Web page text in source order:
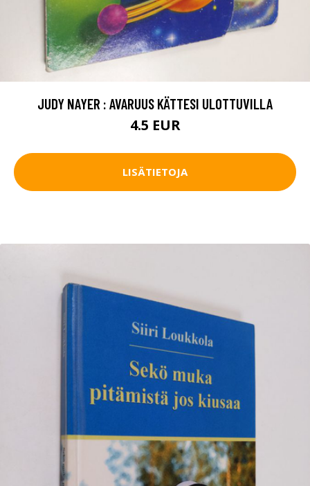
JUDY NAYER : AVARUUS KÄTTESI ULOTTUVILLA
4.5 EUR
LISÄTIETOJA